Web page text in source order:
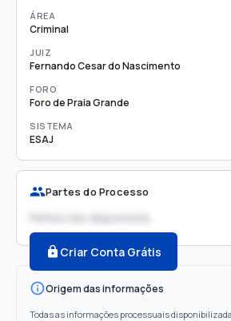
ÁREA
Criminal
JUIZ
Fernando Cesar do Nascimento
FORO
Foro de Praia Grande
SISTEMA
ESAJ
Partes do Processo
Partes não disponíveis
Criar Conta Grátis
Origem das informações
Todas as informações processuais